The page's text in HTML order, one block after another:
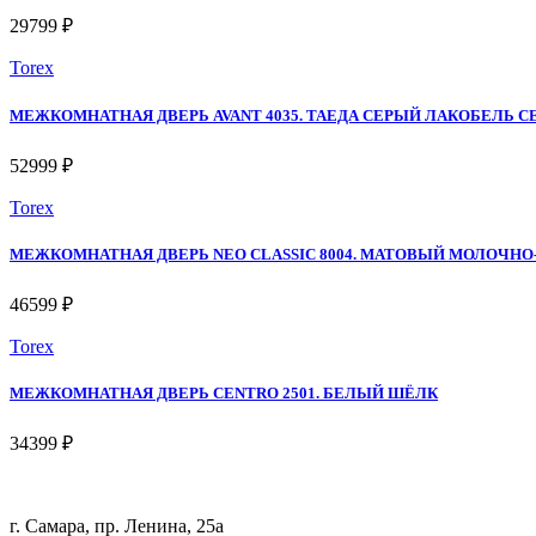
29799 ₽
Torex
МЕЖКОМНАТНАЯ ДВЕРЬ AVANT 4035. ТАЕДА СЕРЫЙ ЛАКОБЕЛЬ
52999 ₽
Torex
МЕЖКОМНАТНАЯ ДВЕРЬ NEO CLASSIC 8004. МАТОВЫЙ
46599 ₽
Torex
МЕЖКОМНАТНАЯ ДВЕРЬ CENTRO 2501. БЕЛЫЙ ШЁЛК
34399 ₽
г. Самара, пр. Ленина, 25а